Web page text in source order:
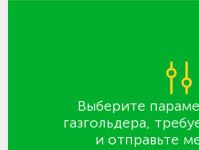
Выберите
газгольдера,
и отправьте